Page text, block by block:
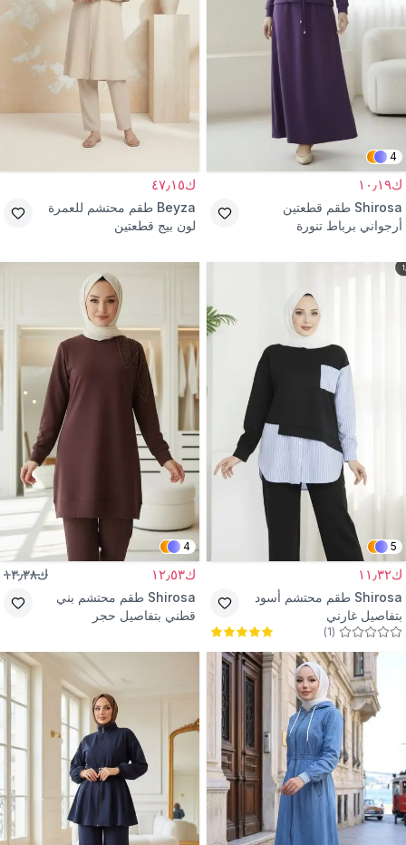
4
ك١٠٫١٩
Shirosa طقم قطعتين
أرجواني برباط تنورة
ك٤٧٫١٥
Beyza طقم محتشم للعمرة
لون بيج قطعتين
5
ك١١٫٣٢
Shirosa طقم محتشم أسود
بتفاصيل غارني
(
1
)
4
ك١٢٫٥٣ ك١٣٫٣٨
Shirosa طقم محتشم بني
قطني بتفاصيل حجر